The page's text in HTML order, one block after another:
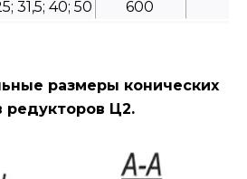
31,5; 40; 50 600
размеры конических
редукторов Ц2.